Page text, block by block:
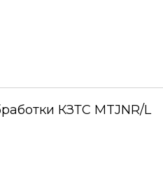
КЗТС MTJNR/L